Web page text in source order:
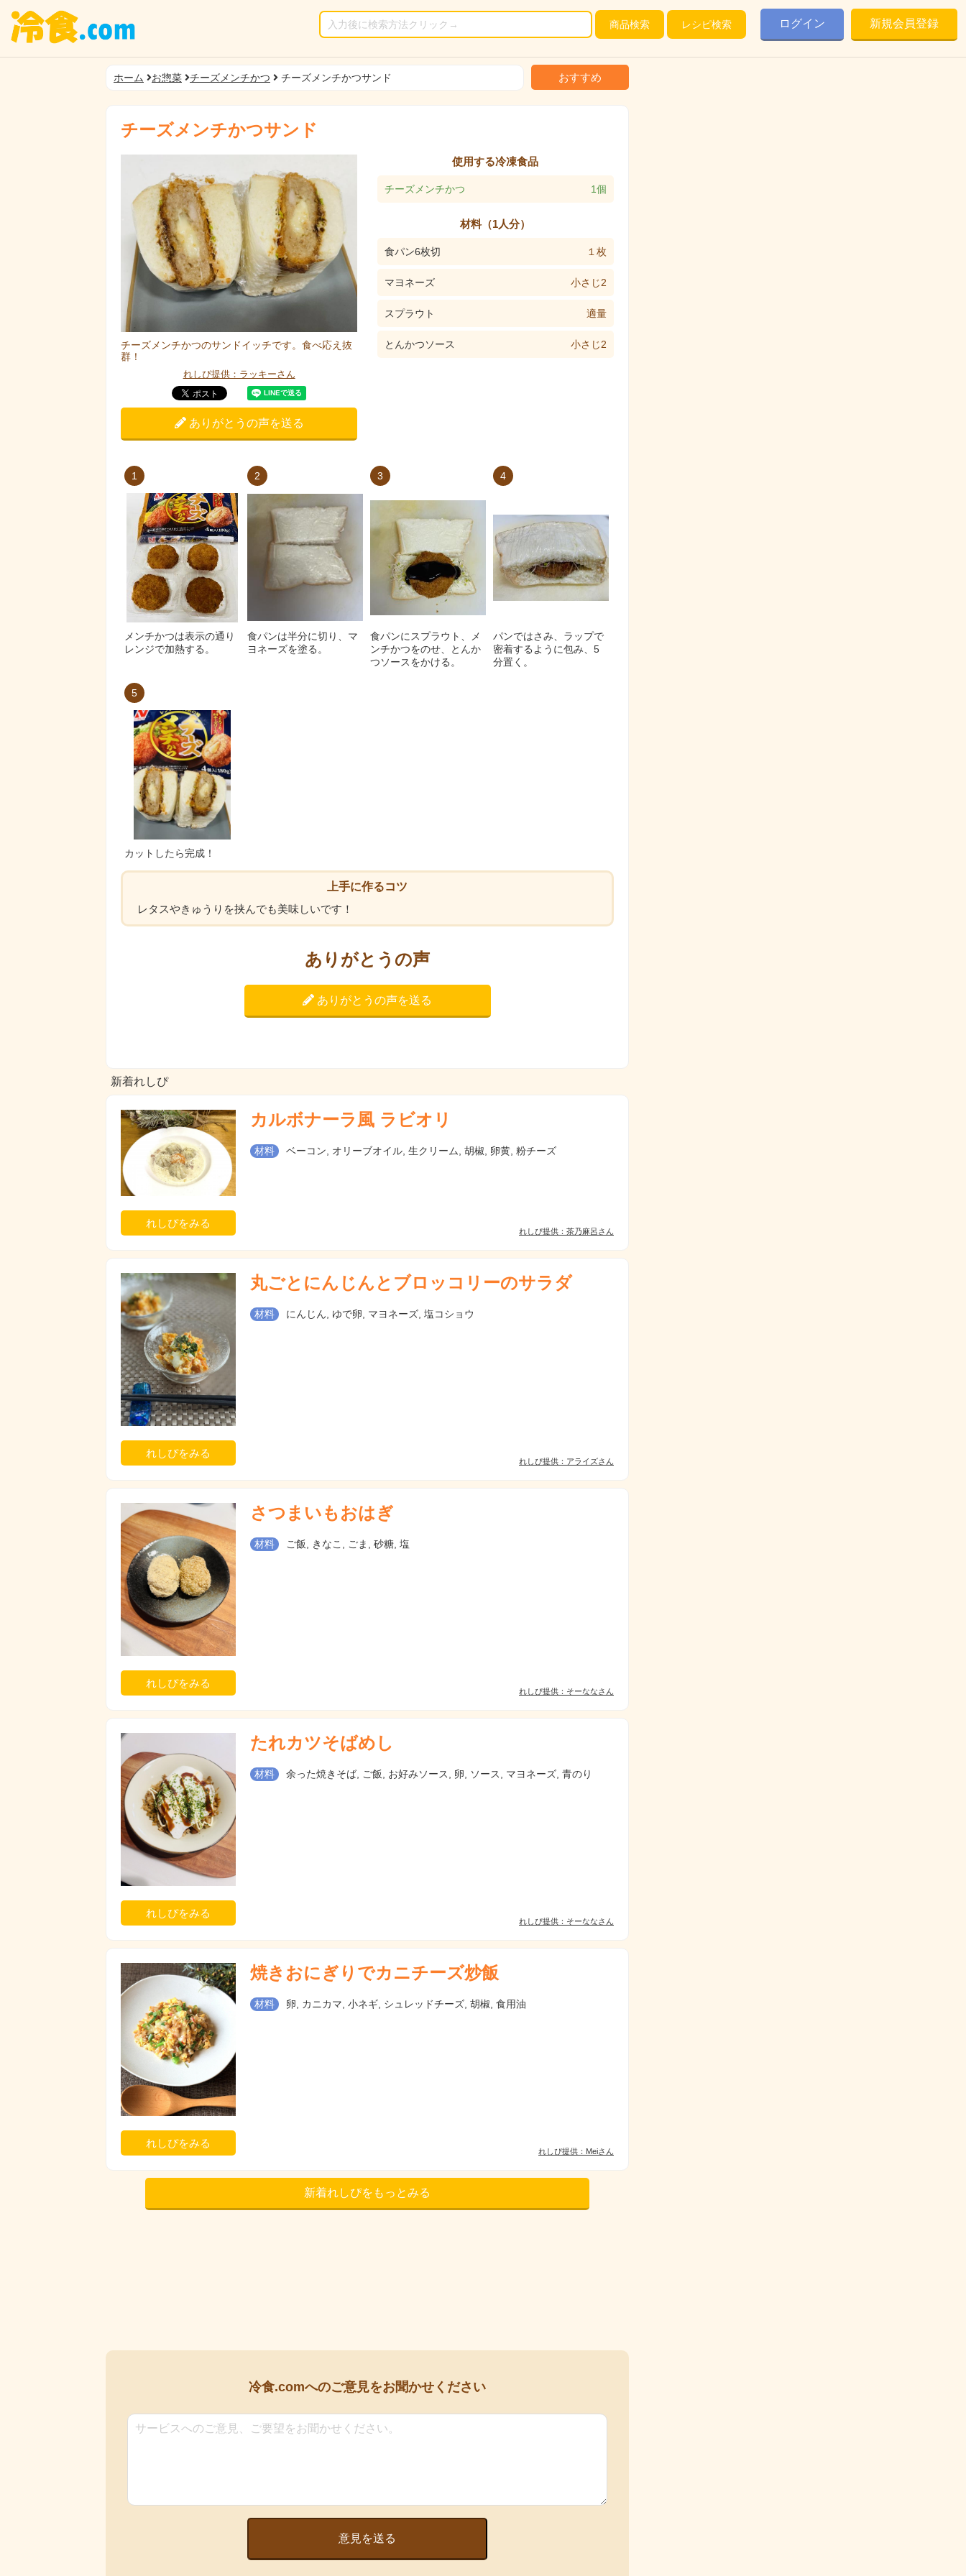
商品検索 レシピ検索 ログイン 新規会員登録
ホーム お惣菜 チーズメンチかつ チーズメンチかつサンド おすすめ
チーズメンチかつサンド
チーズメンチかつのサンドイッチです。食べ応え抜
群！
れしぴ提供：ラッキーさん
ありがとうの声を送る
使用する冷凍食品
チーズメンチかつ 1個
材料（1人分）
食パン6枚切 １枚
マヨネーズ 小さじ2
スプラウト 適量
とんかつソース 小さじ2
1
メンチかつは表示の通り
レンジで加熱する。
2
食パンは半分に切り、マ
ヨネーズを塗る。
3
食パンにスプラウト、メ
ンチかつをのせ、とんか
つソースをかける。
4
パンではさみ、ラップで
密着するように包み、5
分置く。
5
カットしたら完成！
上手に作るコツ
レタスやきゅうりを挟んでも美味しいです！
ありがとうの声
ありがとうの声を送る
新着れしぴ
れしぴをみる
カルボナーラ風 ラビオリ
材料 ベーコン, オリーブオイル, 生クリーム, 胡椒, 卵黄, 粉チーズ
れしぴ提供：茶乃麻呂さん
れしぴをみる
丸ごとにんじんとブロッコリーのサラダ
材料 にんじん, ゆで卵, マヨネーズ, 塩コショウ
れしぴ提供：アライズさん
れしぴをみる
さつまいもおはぎ
材料 ご飯, きなこ, ごま, 砂糖, 塩
れしぴ提供：そーななさん
れしぴをみる
たれカツそばめし
材料 余った焼きそば, ご飯, お好みソース, 卵, ソース, マヨネーズ, 青のり
れしぴ提供：そーななさん
れしぴをみる
焼きおにぎりでカニチーズ炒飯
材料 卵, カニカマ, 小ネギ, シュレッドチーズ, 胡椒, 食用油
れしぴ提供：Meiさん
新着れしぴをもっとみる
冷食.comへのご意見をお聞かせください
意見を送る